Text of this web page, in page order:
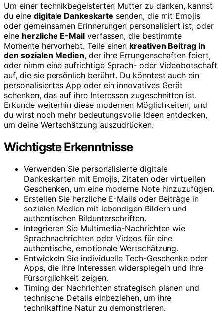
Um einer technikbegeisterten Mutter zu danken, kannst
du eine digitale Dankeskarte senden, die mit Emojis
oder gemeinsamen Erinnerungen personalisiert ist, oder
eine herzliche E-Mail verfassen, die bestimmte
Momente hervorhebt. Teile einen kreativen Beitrag in
den sozialen Medien, der ihre Errungenschaften feiert,
oder nimm eine aufrichtige Sprach- oder Videobotschaft
auf, die sie persönlich berührt. Du könntest auch ein
personalisiertes App oder ein innovatives Gerät
schenken, das auf ihre Interessen zugeschnitten ist.
Erkunde weiterhin diese modernen Möglichkeiten, und
du wirst noch mehr bedeutungsvolle Ideen entdecken,
um deine Wertschätzung auszudrücken.
Wichtigste Erkenntnisse
Verwenden Sie personalisierte digitale
Dankeskarten mit Emojis, Zitaten oder virtuellen
Geschenken, um eine moderne Note hinzuzufügen.
Erstellen Sie herzliche E-Mails oder Beiträge in
sozialen Medien mit lebendigen Bildern und
authentischen Bildunterschriften.
Integrieren Sie Multimedia-Nachrichten wie
Sprachnachrichten oder Videos für eine
authentische, emotionale Wertschätzung.
Entwickeln Sie individuelle Tech-Geschenke oder
Apps, die ihre Interessen widerspiegeln und Ihre
Fürsorglichkeit zeigen.
Timing der Nachrichten strategisch planen und
technische Details einbeziehen, um ihre
technikaffine Natur zu demonstrieren.